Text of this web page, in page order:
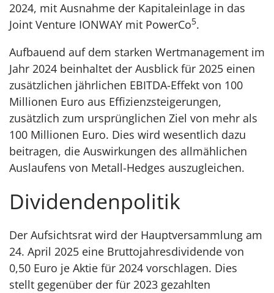
2024, mit Ausnahme der Kapitaleinlage in das
Joint Venture IONWAY mit PowerCo5.
Aufbauend auf dem starken Wertmanagement im
Jahr 2024 beinhaltet der Ausblick für 2025 einen
zusätzlichen jährlichen EBITDA-Effekt von 100
Millionen Euro aus Effizienzsteigerungen,
zusätzlich zum ursprünglichen Ziel von mehr als
100 Millionen Euro. Dies wird wesentlich dazu
beitragen, die Auswirkungen des allmählichen
Auslaufens von Metall-Hedges auszugleichen.
Dividendenpolitik
Der Aufsichtsrat wird der Hauptversammlung am
24. April 2025 eine Bruttojahresdividende von
0,50 Euro je Aktie für 2024 vorschlagen. Dies
stellt gegenüber der für 2023 gezahlten